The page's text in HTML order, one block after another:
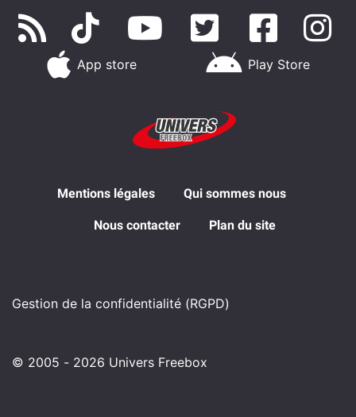
App store Play Store
Mentions légales Qui sommes nous
Nous contacter Plan du site
Gestion de la confidentialité (RGPD)
© 2005 - 2026 Univers Freebox